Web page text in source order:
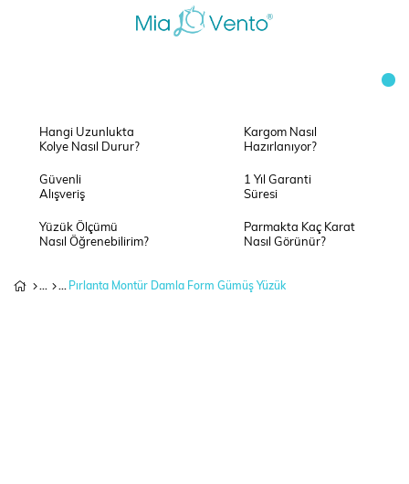
Hangi Uzunlukta
Kolye Nasıl Durur?
Kargom Nasıl
Hazırlanıyor?
Güvenli
Alışveriş
1 Yıl Garanti
Süresi
Yüzük Ölçümü
Nasıl Öğrenebilirim?
Parmakta Kaç Karat
Nasıl Görünür?
Pırlanta Montür Damla Form Gümüş Yüzük